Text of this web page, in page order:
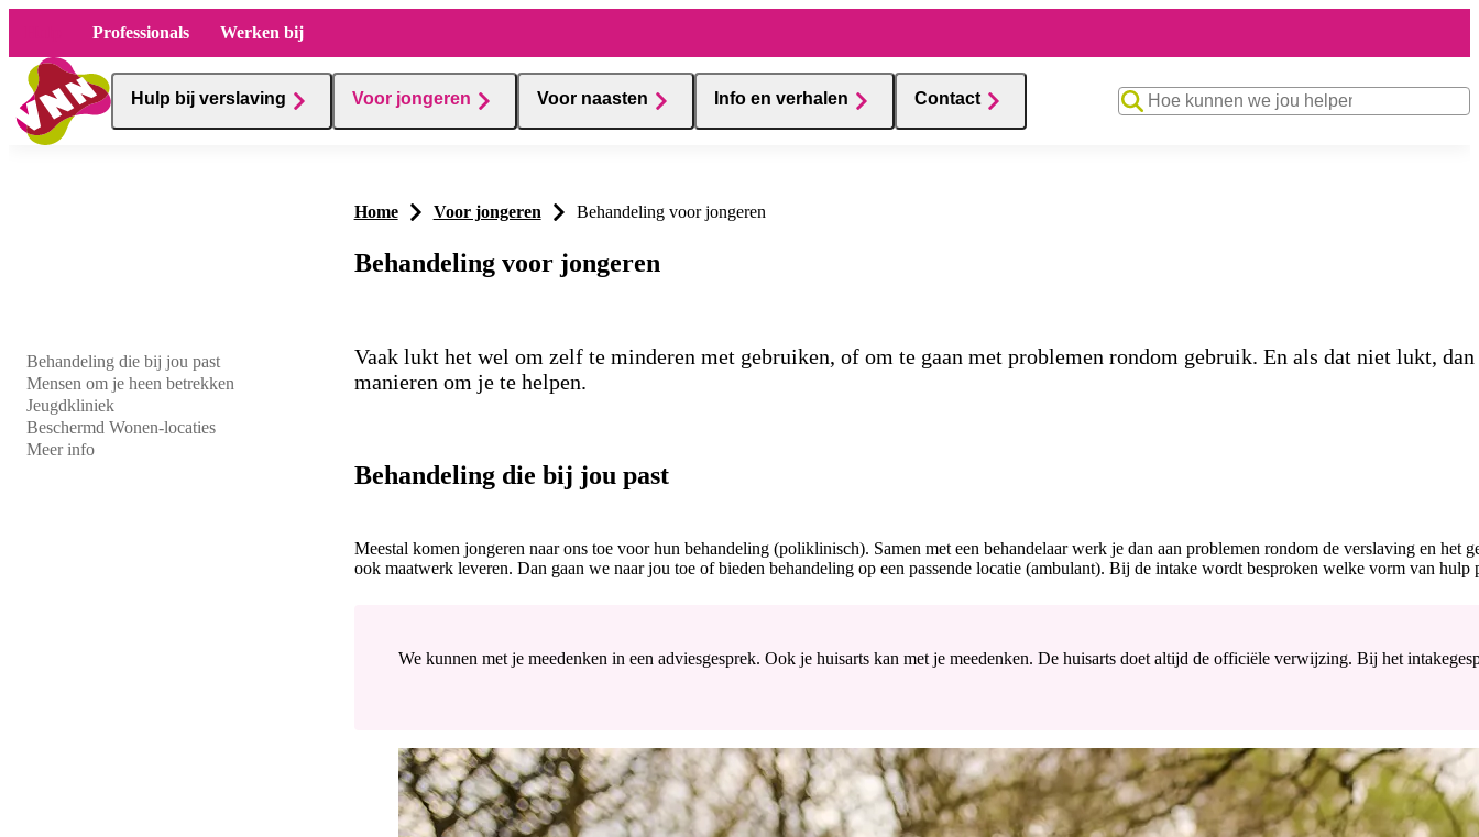
Professionals Werken bij
Hulp bij verslaving Voor jongeren Voor naasten Info en verhalen Contact Zoekwoord
Home Voor jongeren Behandeling voor jongeren
Behandeling voor jongeren
Table of contents
Behandeling die bij jou past
Mensen om je heen betrekken
Jeugdkliniek
Beschermd Wonen-locaties
Meer info
Vaak lukt het wel om zelf te minderen met gebruiken, of om te gaan met problemen rondom gebruik. En als dat niet lukt,
manieren om je te helpen.
Behandeling die bij jou past
Meestal komen jongeren naar ons toe voor hun behandeling (poliklinisch). Samen met een behandelaar werk je dan aan problemen rondom de verslaving en
ook maatwerk leveren. Dan gaan we naar jou toe of bieden behandeling op een passende locatie (ambulant). Bij de intake wordt besproken welke vorm van
We kunnen met je meedenken in een adviesgesprek. Ook je huisarts kan met je meedenken. De huisarts doet altijd de officiële verwijzing. Bij het